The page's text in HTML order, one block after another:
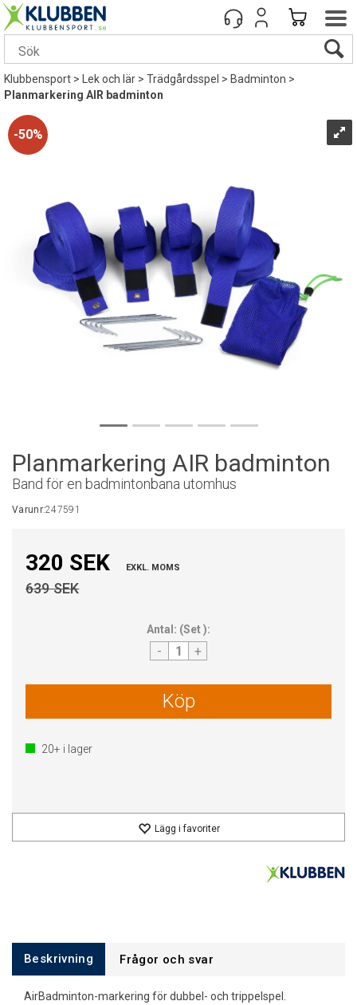
Klubbensport> Lek och lär>Trädgårdsspel >Badminton>
Planmarkering AIR badminton
50%
Planmarkering AIR badminton
Band för en badmintonbana utomhus
Varunr:247591
320 SEK EXKL. MOMS
639 SEK
Antal: (Set):
- +
Köp
20+ i lager
Lägg i favoriter
Beskrivning Frågor och svar
AirBadminton-markering för dubbel- och trippelspel.